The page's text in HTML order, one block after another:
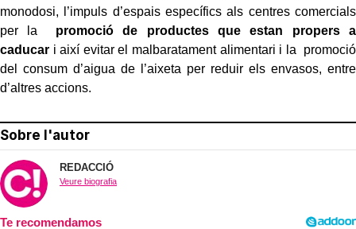
monodosi, l’impuls d’espais específics als centres comercials
per la promoció de productes que estan propers a
caducar i així evitar el malbaratament alimentari i la promoció
del consum d’aigua de l’aixeta per reduir els envasos, entre
d’altres accions.
Sobre l'autor
REDACCIÓ
Veure biografia